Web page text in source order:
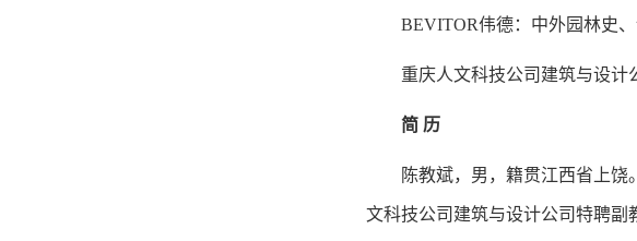
BEVITOR伟德：中外园林史、
重庆人文科技公司建筑与设计
简 历
陈教斌，男，籍贯江西省上饶
文科技公司建筑与设计公司特聘副